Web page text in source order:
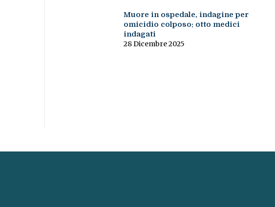
Muore in ospedale, indagine per
omicidio colposo: otto medici
indagati
28 Dicembre 2025